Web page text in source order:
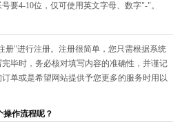
要4-10位，仅可使用英文字母、数字"-"。
册"进行注册。注册很简单，您只需根据系统
毕时，务必核对填写内容的准确性，并谨记
单或是希望网站提供予您更多的服务时用以
操作流程呢？